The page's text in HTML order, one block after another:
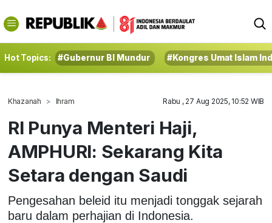
Hot Topics: #Gubernur BI Mundur #Kongres Umat Islam
Khazanah Ihram Rabu , 27 Aug 2025, 10:52 WIB
RI Punya Menteri Haji,
AMPHURI: Sekarang Kita
Setara dengan Saudi
Pengesahan beleid itu menjadi tonggak sejarah
baru dalam perhajian di Indonesia.